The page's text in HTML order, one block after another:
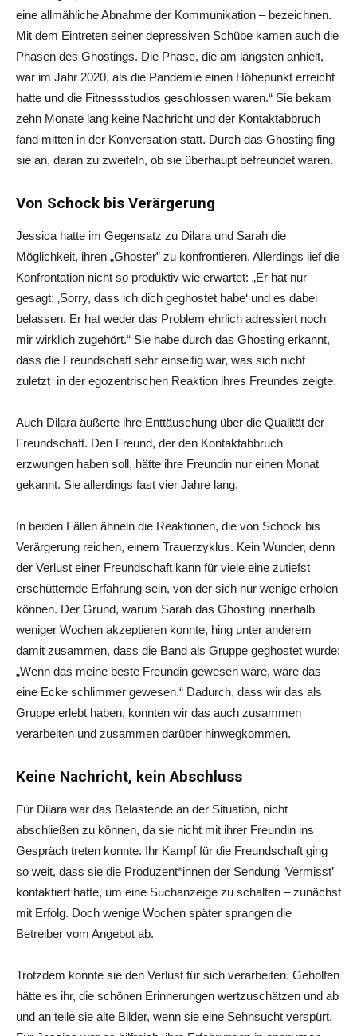
eine allmähliche Abnahme der Kommunikation – bezeichnen.
Mit dem Eintreten seiner depressiven Schübe kamen auch die
Phasen des Ghostings. Die Phase, die am längsten anhielt,
war im Jahr 2020, als die Pandemie einen Höhepunkt erreicht
hatte und die Fitnessstudios geschlossen waren.“ Sie bekam
zehn Monate lang keine Nachricht und der Kontaktabbruch
fand mitten in der Konversation statt. Durch das Ghosting fing
sie an, daran zu zweifeln, ob sie überhaupt befreundet waren.
Von Schock bis Verärgerung
Jessica hatte im Gegensatz zu Dilara und Sarah die
Möglichkeit, ihren „Ghoster” zu konfrontieren. Allerdings lief die
Konfrontation nicht so produktiv wie erwartet: „Er hat nur
gesagt: ‚Sorry, dass ich dich geghostet habe‘ und es dabei
belassen. Er hat weder das Problem ehrlich adressiert noch
mir wirklich zugehört.“ Sie habe durch das Ghosting erkannt,
dass die Freundschaft sehr einseitig war, was sich nicht
zuletzt in der egozentrischen Reaktion ihres Freundes zeigte.
Auch Dilara äußerte ihre Enttäuschung über die Qualität der
Freundschaft. Den Freund, der den Kontaktabbruch
erzwungen haben soll, hätte ihre Freundin nur einen Monat
gekannt. Sie allerdings fast vier Jahre lang.
In beiden Fällen ähneln die Reaktionen, die von Schock bis
Verärgerung reichen, einem Trauerzyklus. Kein Wunder, denn
der Verlust einer Freundschaft kann für viele eine zutiefst
erschütternde Erfahrung sein, von der sich nur wenige erholen
können. Der Grund, warum Sarah das Ghosting innerhalb
weniger Wochen akzeptieren konnte, hing unter anderem
damit zusammen, dass die Band als Gruppe geghostet wurde:
„Wenn das meine beste Freundin gewesen wäre, wäre das
eine Ecke schlimmer gewesen.“ Dadurch, dass wir das als
Gruppe erlebt haben, konnten wir das auch zusammen
verarbeiten und zusammen darüber hinwegkommen.
Keine Nachricht, kein Abschluss
Für Dilara war das Belastende an der Situation, nicht
abschließen zu können, da sie nicht mit ihrer Freundin ins
Gespräch treten konnte. Ihr Kampf für die Freundschaft ging
so weit, dass sie die Produzent*innen der Sendung ‘Vermisst’
kontaktiert hatte, um eine Suchanzeige zu schalten – zunächst
mit Erfolg. Doch wenige Wochen später sprangen die
Betreiber vom Angebot ab.
Trotzdem konnte sie den Verlust für sich verarbeiten. Geholfen
hätte es ihr, die schönen Erinnerungen wertzuschätzen und ab
und an teile sie alte Bilder, wenn sie eine Sehnsucht verspürt.